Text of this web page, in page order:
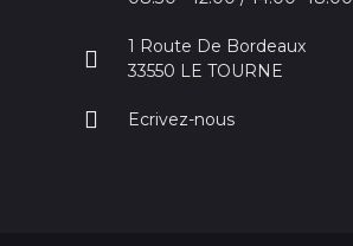
1 Route De Bordeaux
33550 LE TOURNE
Ecrivez-nous